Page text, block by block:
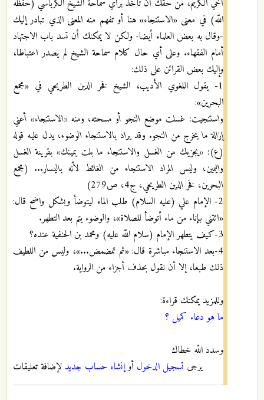
أخي الكريم، من حقك أن تأخذ برأي سماحة الشيخ الكرباسي (حفظه
اللّه) في معنى «الاستنجاء» هنا أو تفهم منه المعنى الذي تبادر إليك
-وقال به بعض العلماء أيضا- ولكن لا يمكنك أن تسد باب الاجتهاد
أمام الفقهاء. وعلى أي حال كلام سماحة الشيخ لم يصدر اعتباطا،
وإليك بعض القرائن على ذلك:
1- يقول اللغوي الأديب، الشيخ فخر الدين الطريحي في «مجمع
البحرين»:
واستنجيت: غسلت موضع النجو أو مسحته، ومنه «الاستنجاء» أعني
إزالة ما يخرج من النجو. وقد يراد بالاستنجاء الوضوء، يدل عليه قوله
(ع): «يجزيك من الغسل والاستنجاء ما بلت يمينك» بقرينة الغسل
واليمين، وليس المراد الاستنجاء من الغائط لأنه باليسار... (مجمع
البحرين، فخر الدين الطريحي، ج4، ص279)
2- الإمام علي (عليه السلام) طلب الماء ليتوضأ وبشكل واضح قال:
«ائتني بإناء من ماء أتوضأ للصلاة»، والوضوء يتم بعد التطهر.
3-كيف يتطهر الإمام (سلام اللّه عليه) ومحمد بن الحنفية عنده؟
4-بعد الاستنجاء مباشرة قال: «ثم تمضمض...»، وليس من اللطيف
ذلك طبعا، إلا أن نقول بحذف أجزاء من الرواية.
وللمزيد يمكنك قراءة:
ما هو دعاء كميل ؟
وسدد اللّه خطاك
يرجى تسجيل الدخول أوإنشاء حساب جديد لإضافة تعليقات